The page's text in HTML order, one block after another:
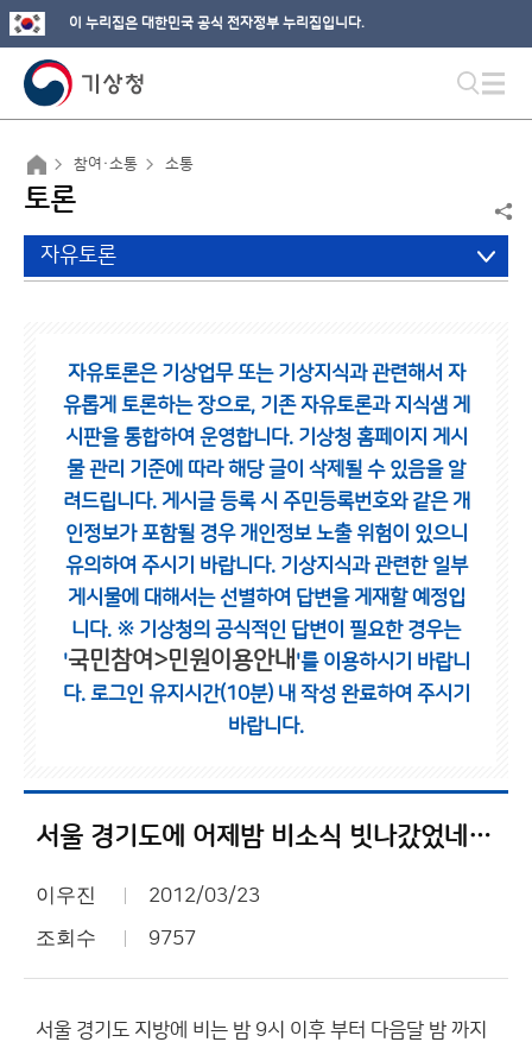
이 누리집은 대한민국 공식 전자정부 누리집입니다.
참여·소통 소통
토론
자유토론
자유토론은 기상업무 또는 기상지식과 관련해서 자
유롭게 토론하는 장으로, 기존 자유토론과 지식샘 게
시판을 통합하여 운영합니다. 기상청 홈페이지 게시
물 관리 기준에 따라 해당 글이 삭제될 수 있음을 알
려드립니다. 게시글 등록 시 주민등록번호와 같은 개
인정보가 포함될 경우 개인정보 노출 위험이 있으니
유의하여 주시기 바랍니다. 기상지식과 관련한 일부
게시물에 대해서는 선별하여 답변을 게재할 예정입
니다. ※ 기상청의 공식적인 답변이 필요한 경우는
'국민참여>민원이용안내 '를 이용하시기 바랍니
다. 로그인 유지시간(10분) 내 작성 완료하여 주시기
바랍니다.
서울 경기도에 어제밤 비소식 빗나갔었네요?
이우진 2012/03/23
조회수 9757
서울 경기도 지방에 비는 밤 9시 이후 부터 다음달 밤 까지